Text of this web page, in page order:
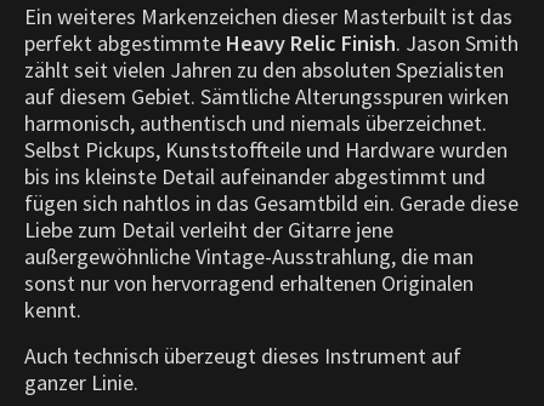
Ein weiteres Markenzeichen dieser Masterbuilt ist das
perfekt abgestimmte Heavy Relic Finish. Jason Smith
zählt seit vielen Jahren zu den absoluten Spezialisten
auf diesem Gebiet. Sämtliche Alterungsspuren wirken
harmonisch, authentisch und niemals überzeichnet.
Selbst Pickups, Kunststoffteile und Hardware wurden
bis ins kleinste Detail aufeinander abgestimmt und
fügen sich nahtlos in das Gesamtbild ein. Gerade diese
Liebe zum Detail verleiht der Gitarre jene
außergewöhnliche Vintage-Ausstrahlung, die man
sonst nur von hervorragend erhaltenen Originalen
kennt.
Auch technisch überzeugt dieses Instrument auf
ganzer Linie.